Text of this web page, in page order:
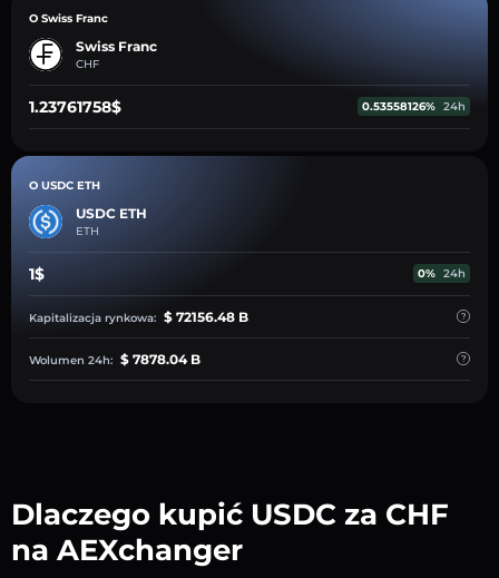
O Swiss Franc
Swiss Franc
CHF
1.23761758$ 0.53558126% 24h
O USDC ETH
USDC ETH
ETH
1$ 0% 24h
Kapitalizacja rynkowa: $ 72156.48 B
Wolumen 24h: $ 7878.04 B
Dlaczego kupić USDC za CHF
na AEXchanger